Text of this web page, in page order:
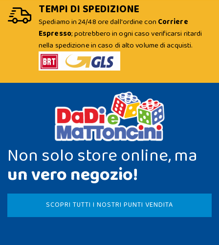
TEMPI DI SPEDIZIONE
Spediamo in 24/48 ore dall'ordine con Corriere
Espresso; potrebbero in ogni caso verificarsi ritardi
nella spedizione in caso di alto volume di acquisti.
Non solo store online, ma
un vero negozio!
SCOPRI TUTTI I NOSTRI PUNTI VENDITA